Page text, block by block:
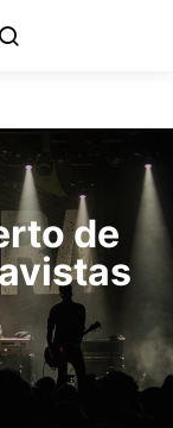
de